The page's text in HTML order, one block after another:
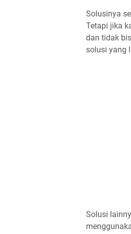
Solusinya
Tetapi jika
dan tidak
solusi yang
Solusi